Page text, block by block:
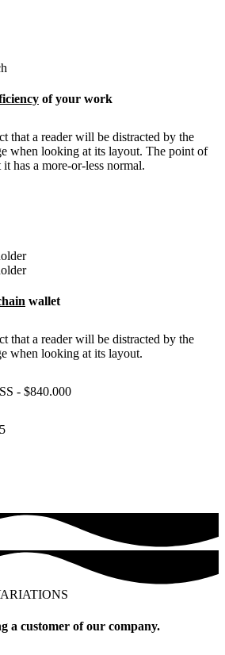
of your work
that a reader will be distracted by the
when looking at its layout. The point of
has a more-or-less normal.
wallet
that a reader will be distracted by the
when looking at its layout.
- $840.000
a customer of our company.